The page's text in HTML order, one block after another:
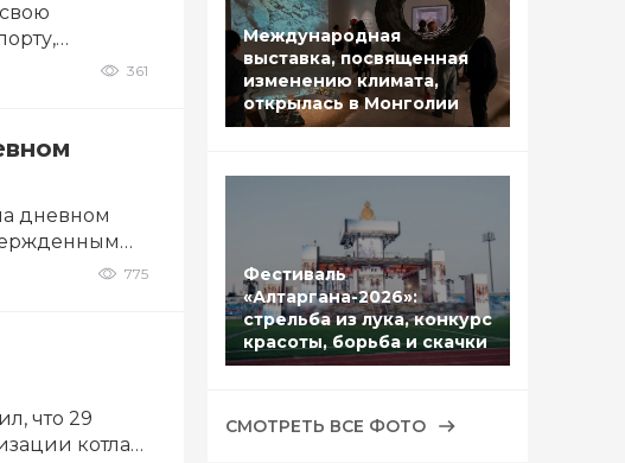
361
дневном
775
что 29
котла
Международная
выставка, посвященная
изменению климата,
открылась в Монголии
Фестиваль
«Алтаргана-2026»:
стрельба из лука, конкурс
красоты, борьба и скачки
СМОТРЕТЬ ВСЕ ФОТО